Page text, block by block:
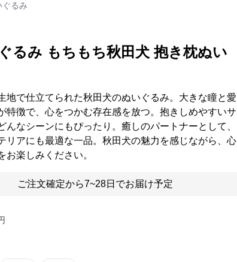
るみ
るみ もちもち秋田犬 抱き枕ぬい
地で仕立てられた秋田犬のぬいぐるみ。大きな瞳と愛
特徴で、心をつかむ存在感を放つ。抱きしめやすいサ
んなシーンにもぴったり。癒しのパートナーとして、
リアにも最適な一品。秋田犬の魅力を感じながら、心
お楽しみください。
ご注文確定から7~28日でお届け予定